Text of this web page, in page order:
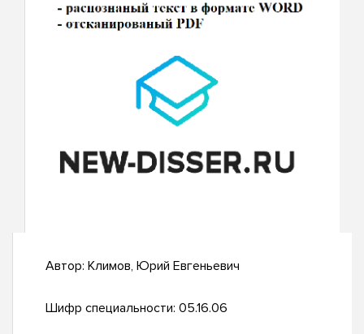
Автор: Климов, Юрий Евгеньевич
Шифр специальности: 05.16.06